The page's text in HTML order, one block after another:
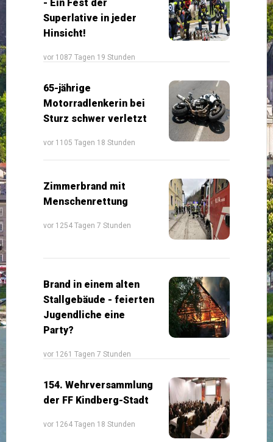
- Ein Fest der
Superlative in jeder
Hinsicht!
vor 1087 Tagen 19 Stunden
65-jährige
Motorradlenkerin bei
Sturz schwer verletzt
vor 1105 Tagen 18 Stunden
Zimmerbrand mit
Menschenrettung
vor 1254 Tagen 7 Stunden
Brand in einem alten
Stallgebäude - feierten
Jugendliche eine
Party?
vor 1261 Tagen 7 Stunden
154. Wehrversammlung
der FF Kindberg-Stadt
vor 1264 Tagen 18 Stunden